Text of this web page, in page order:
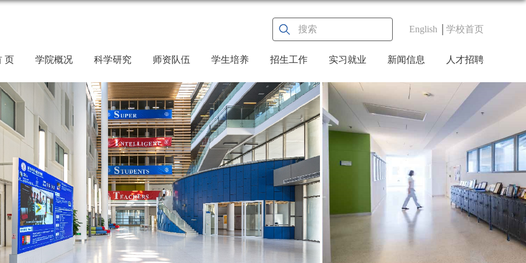
English 学校首页
页 学院概况 科学研究 师资队伍 学生培养 招生工作 实习就业 新闻信息 人才招聘